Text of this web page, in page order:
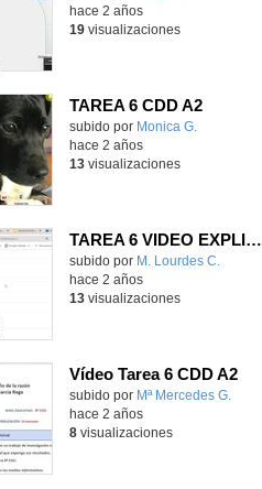
hace 2 años
19visualizaciones
TAREA 6 CDD A2
Contenido educativo.
subido por Monica G.
hace 2 años
13visualizaciones
TAREA 6 VIDEO EXPLICATIVO TAREA 3 4 5 CDD A2 ENER 24
Contenido educativo.
subido por M. Lourdes C.
hace 2 años
13visualizaciones
Vídeo Tarea 6 CDD A2
Contenido educativo.
subido por Mª Mercedes G.
hace 2 años
8visualizaciones